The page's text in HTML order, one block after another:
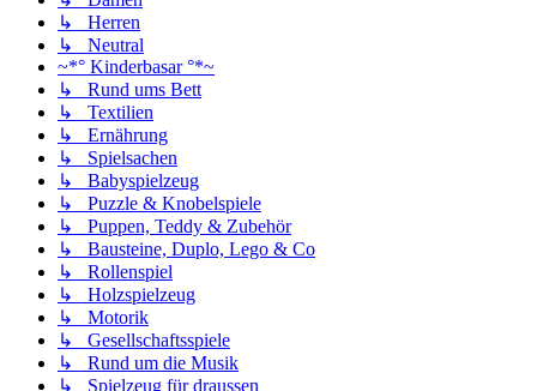
↳ Herren
↳ Neutral
~*° Kinderbasar °*~
↳ Rund ums Bett
↳ Textilien
↳ Ernährung
↳ Spielsachen
↳ Babyspielzeug
↳ Puzzle & Knobelspiele
↳ Puppen, Teddy & Zubehör
↳ Bausteine, Duplo, Lego & Co
↳ Rollenspiel
↳ Holzspielzeug
↳ Motorik
↳ Gesellschaftsspiele
↳ Rund um die Musik
↳ Spielzeug für draussen